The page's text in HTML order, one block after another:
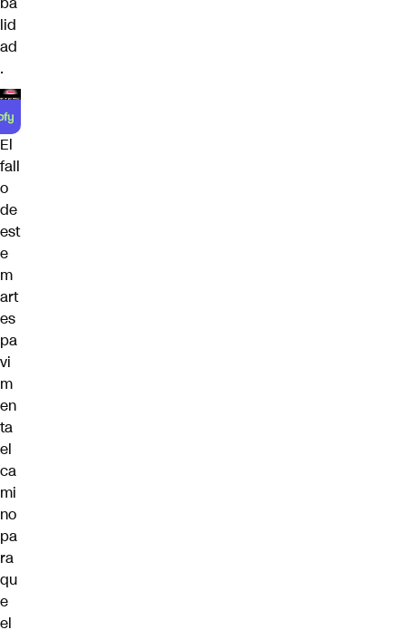
lid
ad
.
El
fall
o
de
est
e
m
art
es
pa
vi
m
en
ta
el
ca
mi
no
pa
ra
qu
e
el